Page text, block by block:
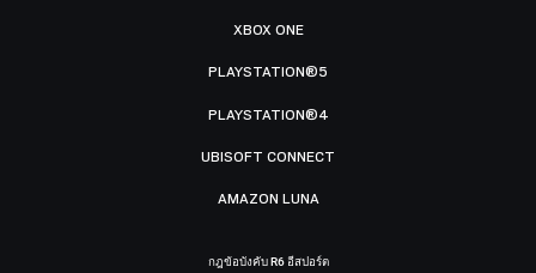
XBOX ONE
PLAYSTATION®5
PLAYSTATION®4
UBISOFT CONNECT
AMAZON LUNA
กฎข้อบังคับ R6 อีสปอร์ต